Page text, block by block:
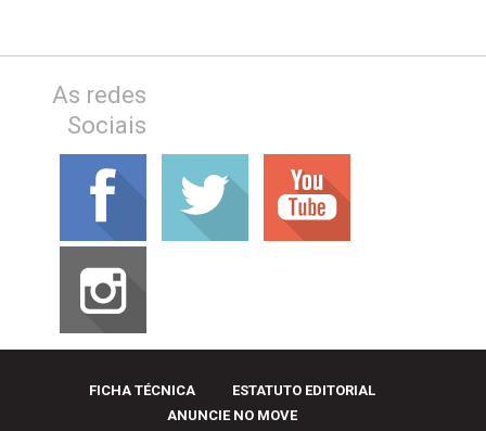
As redes
Sociais
FICHA TÉCNICA
ESTATUTO EDITORIAL
ANUNCIE NO MOVE